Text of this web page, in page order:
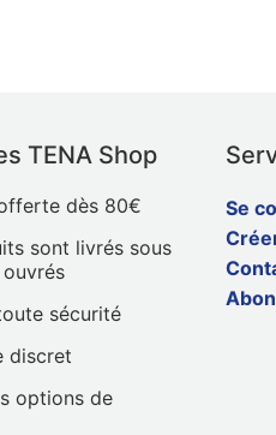
TENA Shop
dès 80€
sont livrés sous
sécurité
discret
options de
Se